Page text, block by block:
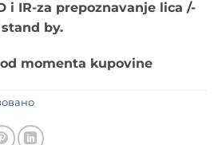
i IR-za prepoznavanje lica /-
by.
momenta kupovine